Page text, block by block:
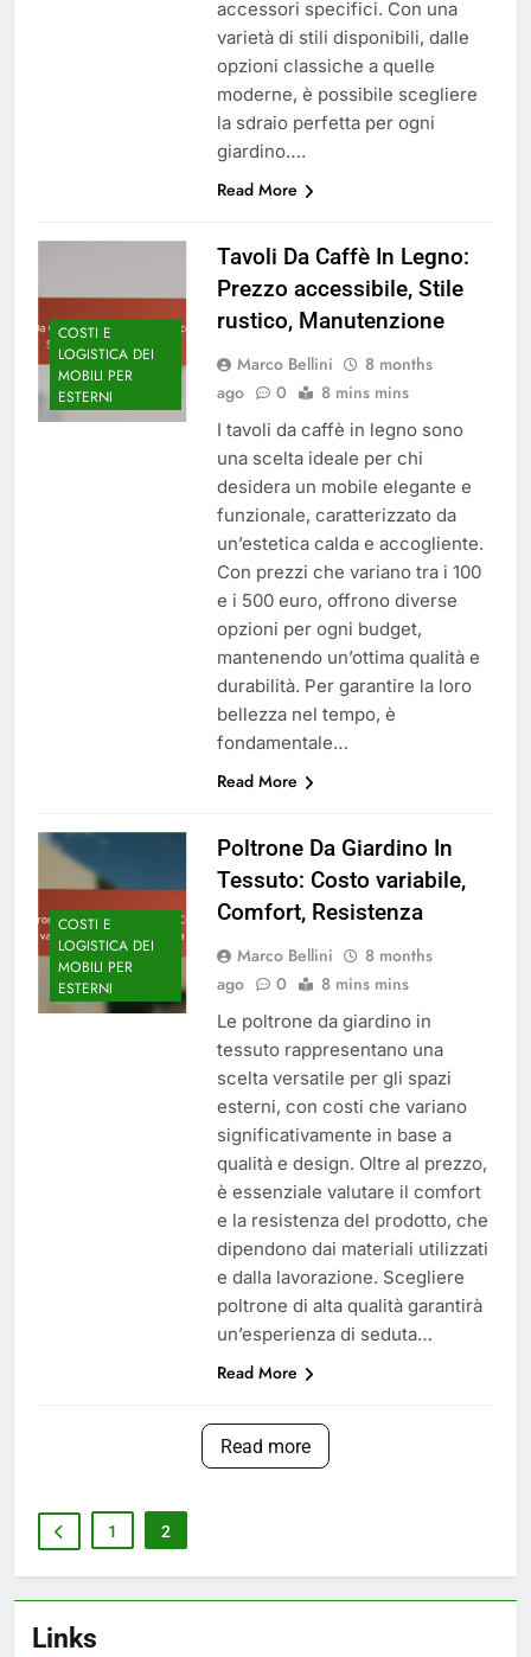
accessori specifici. Con una
varietà di stili disponibili, dalle
opzioni classiche a quelle
moderne, è possibile scegliere
la sdraio perfetta per ogni
giardino….
Read More
COSTI E
LOGISTICA DEI
MOBILI PER
ESTERNI
Tavoli Da Caffè In Legno:
Prezzo accessibile, Stile
rustico, Manutenzione
Marco Bellini
8 months
ago
0 8 mins mins
I tavoli da caffè in legno sono
una scelta ideale per chi
desidera un mobile elegante e
funzionale, caratterizzato da
un’estetica calda e accogliente.
Con prezzi che variano tra i 100
e i 500 euro, offrono diverse
opzioni per ogni budget,
mantenendo un’ottima qualità e
durabilità. Per garantire la loro
bellezza nel tempo, è
fondamentale…
Read More
COSTI E
LOGISTICA DEI
MOBILI PER
ESTERNI
Poltrone Da Giardino In
Tessuto: Costo variabile,
Comfort, Resistenza
Marco Bellini
8 months
ago
0 8 mins mins
Le poltrone da giardino in
tessuto rappresentano una
scelta versatile per gli spazi
esterni, con costi che variano
significativamente in base a
qualità e design. Oltre al prezzo,
è essenziale valutare il comfort
e la resistenza del prodotto, che
dipendono dai materiali utilizzati
e dalla lavorazione. Scegliere
poltrone di alta qualità garantirà
un’esperienza di seduta…
Read More
Read more
1 2
Links